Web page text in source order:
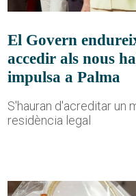
El Govern
accedir als nous
impulsa a Palma
S'hauran d'acreditar un
residència legal